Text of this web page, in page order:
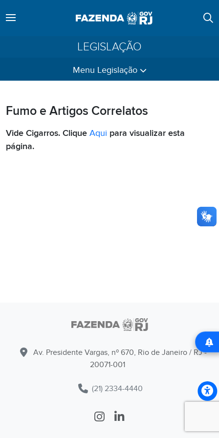
LEGISLAÇÃO
Menu Legislação
Fumo e Artigos Correlatos
Vide Cigarros. Clique Aqui para visualizar esta
página.
Av. Presidente Vargas, nº 670, Rio de Janeiro / RJ -
20071-001
(21) 2334-4440